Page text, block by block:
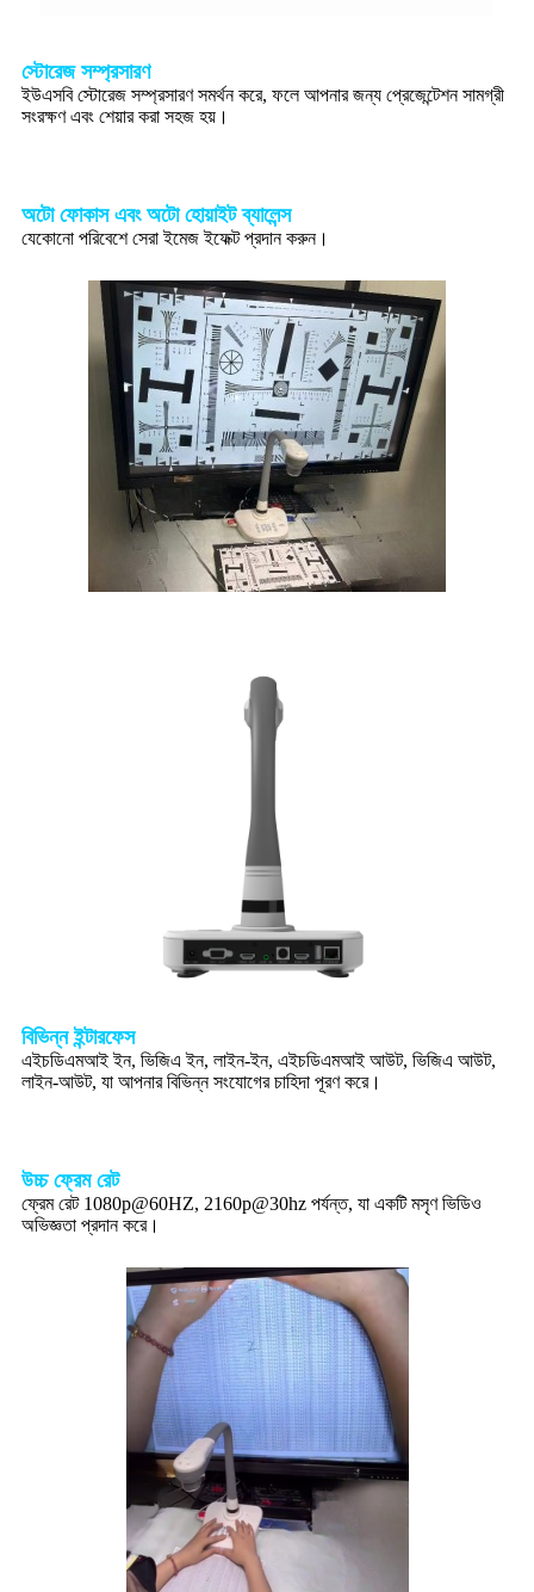
স্টোরেজ সম্প্রসারণ
ইউএসবি স্টোরেজ সম্প্রসারণ সমর্থন করে, ফলে আপনার জন্য প্রেজেন্টেশন সামগ্রী
সংরক্ষণ এবং শেয়ার করা সহজ হয়।
অটো ফোকাস এবং অটো হোয়াইট ব্যালেন্স
যেকোনো পরিবেশে সেরা ইমেজ ইফেক্ট প্রদান করুন।
বিভিন্ন ইন্টারফেস
এইচডিএমআই ইন, ভিজিএ ইন, লাইন-ইন, এইচডিএমআই আউট, ভিজিএ আউট,
লাইন-আউট, যা আপনার বিভিন্ন সংযোগের চাহিদা পূরণ করে।
উচ্চ ফ্রেম রেট
ফ্রেম রেট 1080p@60HZ, 2160p@30hz পর্যন্ত, যা একটি মসৃণ ভিডিও
অভিজ্ঞতা প্রদান করে।